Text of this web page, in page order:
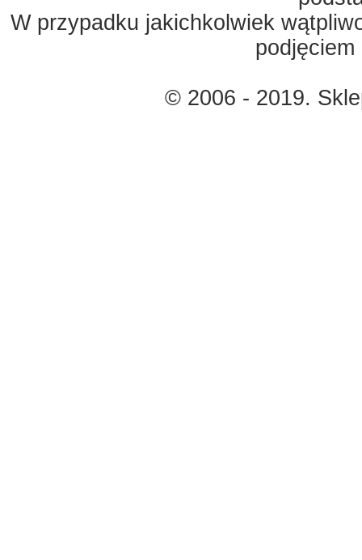
W przypadku jakichkolwiek
© 2006 - 2019.